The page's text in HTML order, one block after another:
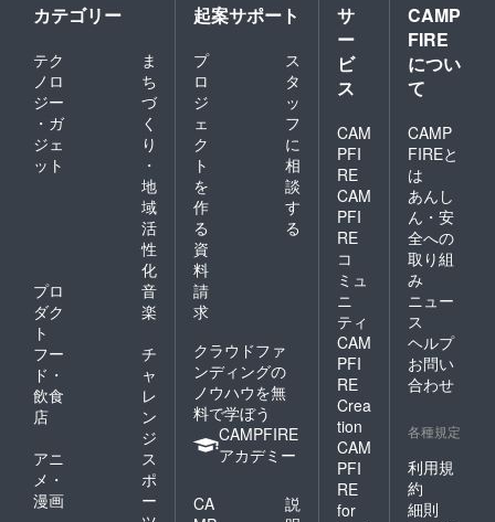
カテゴリー
テク
ノロ
ジー
・ガ
ジェ
ット
ま
ち
づ
く
り
・
地
域
活
性
化
プロ
ダク
ト
音
楽
フー
ド・
飲食
店
チ
ャ
レ
ン
ジ
アニ
メ・
漫画
ス
ポ
ー
起案サポート
プ
ロ
ジ
ェ
ク
ト
を
作
る
ス
タ
ッ
フ
に
相
談
す
る
資
料
請
求
クラウドファ
ンディングの
ノウハウを無
料で学ぼう
CAMPFIRE
アカデミー
CA
説
サ
ー
ビ
ス
CAM
PFI
RE
CAM
PFI
RE
コ
ミュ
ニ
ティ
CAM
PFI
RE
Crea
tion
CAM
PFI
RE
for
CAMP
FIRE
につい
て
CAMP
FIREと
は
あんし
ん・安
全への
取り組
み
ニュー
ス
ヘルプ
お問い
合わせ
各種規定
利用規
約
細則